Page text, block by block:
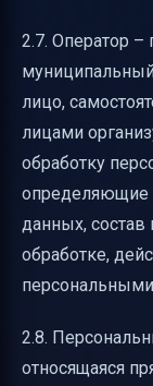
2.7. Оператор –
лицо,
лицами
обработку
определяющие
данных,
обработке,
2.8.
относящаяся